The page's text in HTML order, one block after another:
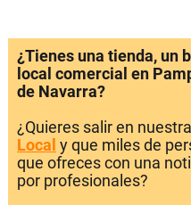
¿Tienes una tienda, un
local comercial en
de Navarra?
¿Quieres salir en
Local y que miles de
que ofreces con una
por profesionales?